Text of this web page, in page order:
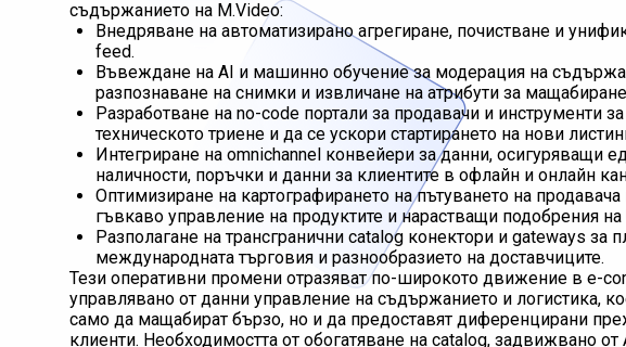
съдържанието на M.Video:
Внедряване на автоматизирано агрегиране, почистване и
feed.
Въвеждане на AI и машинно обучение за модерация на
разпознаване на снимки и извличане на атрибути за
Разработване на no-code портали за продавачи и инструменти
техническото триене и да се ускори стартирането на нови
Интегриране на omnichannel конвейери за данни, осигуряващи
наличности, поръчки и данни за клиентите в офлайн и онлайн
Оптимизиране на картографирането на пътуването на
гъвкаво управление на продуктите и нарастващи подобрения на
Разполагане на трансгранични catalog конектори и gateways за
международната търговия и разнообразието на доставчиците.
Тези оперативни промени отразяват по-широкото движение в e-
управлявано от данни управление на съдържанието и логистика,
само да мащабират бързо, но и да предоставят диференцирани
клиенти. Необходимостта от обогатяване на catalog, задвижвано